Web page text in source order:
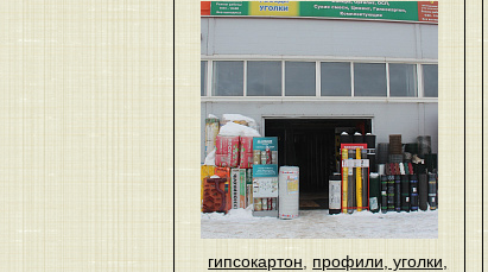
гипсокартон
профили, уголки,